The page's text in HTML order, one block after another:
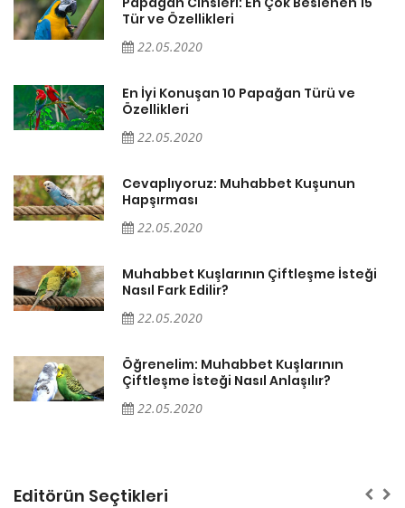
Tür ve Özellikleri
22.05.2020
En İyi Konuşan 10 Papağan Türü ve
Özellikleri
22.05.2020
Cevaplıyoruz: Muhabbet Kuşunun
Hapşırması
22.05.2020
Muhabbet Kuşlarının Çiftleşme İsteği
Nasıl Fark Edilir?
22.05.2020
Öğrenelim: Muhabbet Kuşlarının
Çiftleşme İsteği Nasıl Anlaşılır?
22.05.2020
Editörün Seçtikleri